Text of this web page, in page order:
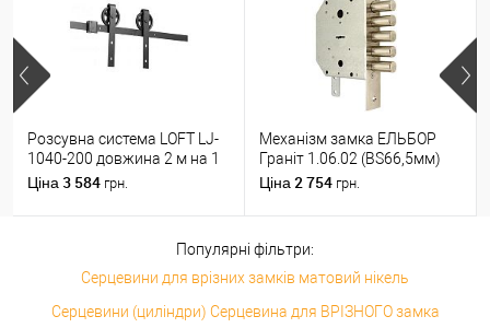
Розсувна система LOFT LJ-
1040-200 довжина 2 м на 1
полотно вагою до 100 кг
Ціна 3 584 грн.
Механізм замка ЕЛЬБОР
Граніт 1.06.02 (BS66,5мм)
(н)
Ціна 2 754 грн.
Популярні фільтри:
Серцевини для врізних замків матовий нікель
Серцевини (циліндри) Серцевина для ВРІЗНОГО замка